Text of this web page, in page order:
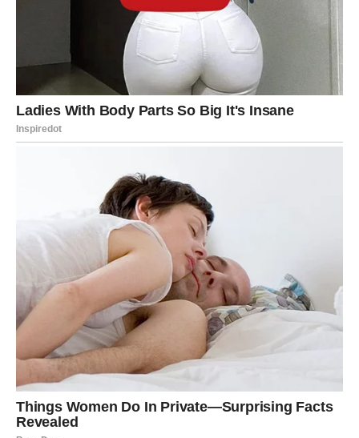
neverovatna i trenutna.
Veče donosi sudbinske trenutke.
Jarac
Jarčevi su znak koji danas može doživeti bolan preokret.
Istina koju ćete saznati neće vam biti laka, ali će vam
otvoriti oči.
Moguće je razočaranje u osobu kojoj ste verovali. Neko